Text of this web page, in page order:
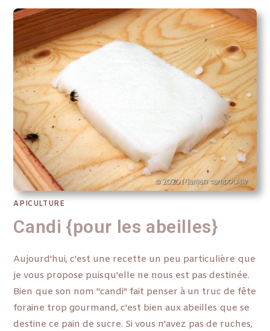
APICULTURE
Candi {pour les abeilles}
Aujourd'hui, c'est une recette un peu particulière que
je vous propose puisqu'elle ne nous est pas destinée.
Bien que son nom "candi" fait penser à un truc de fête
foraine trop gourmand, c'est bien aux abeilles que se
destine ce pain de sucre. Si vous n'avez pas de ruches,